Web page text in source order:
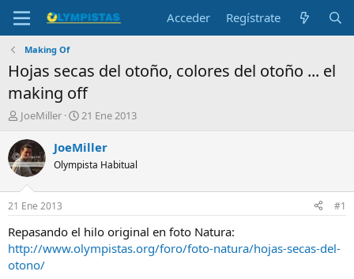
Acceder Regístrate
Making Of
Hojas secas del otoño, colores del otoño ... el
making off
I
i
c
i
a
d
o
r
d
e
l
JoeMiller
F
c
h
a
i
n
i
c
21 Ene 2013
JoeMiller
Olympista Habitual
21 Ene 2013 #1
Repasando el hilo original en foto Natura:
http://www.olympistas.org/foro/foto-natura/hojas-secas-del-
otono/